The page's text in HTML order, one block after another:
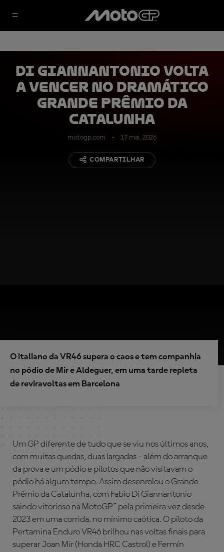
Di Giannantonio volta
a vencer no dramático
Grande Prêmio da
Catalunha
motogp.com 17 mai. 2026
COMPARTILHAR
O italiano da VR46 supera o caos e tem companhia
no pódio de Mir e Aldeguer, em uma tarde repleta
de reviravoltas em Barcelona
Um GP diferente de tudo que se viu nos últimos anos,
com muitas quedas, duas largadas - além do arranque
da prova e um pódio e pilotos que não visitavam o
pódio há algum tempo. Assim desenrolou o Grande
Prêmio da Catalunha, com Fabio Di Giannantonio
saindo vitorioso na MotoGP™ pela primeira vez desde
2023 em uma corrida. no mínimo caótica. O piloto da
Pertamina Enduro VR46 brilhou nas voltas finais para
superar Joan Mir (Honda HRC Castrol) e Fermín